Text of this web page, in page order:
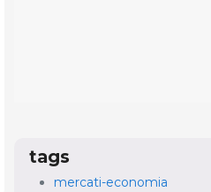
tags
mercati-economia